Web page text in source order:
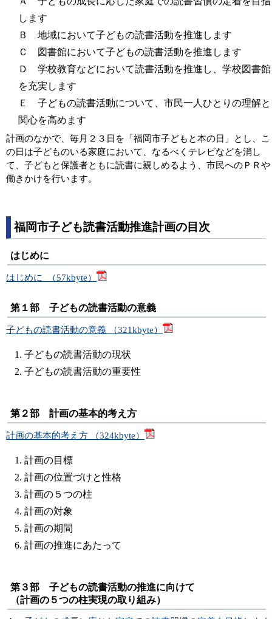
します
Ｂ 地域において子どもの読書活動を推進します
Ｃ 図書館において子どもの読書活動を推進します
Ｄ 学校教育などにおいて読書活動を推進し、学校図書館
を充実します
Ｅ 子どもの読書活動について、市民一人ひとりの理解と
関心を高めます
計画のなかで、毎月２３日を「福岡市子どもと本の日」とし、こ
の日は子どものいる家庭において、なるべくテレビなどを消し
て、子どもと保護者ともに読書に親しめるよう、市民へのＰＲや
働きかけを行います。
福岡市子ども読書活動推進計画の目次
はじめに
はじめに （57kbyte）
第１部 子どもの読書活動の意義
子どもの読書活動の意義 （321kbyte）
子どもの読書活動の現状
子どもの読書活動の重要性
第２部 計画の基本的考え方
計画の基本的考え方 （324kbyte）
計画の目標
計画の位置づけと性格
計画の５つの柱
計画の対象
計画の期間
計画の推進にあたって
第３部 子どもの読書活動の推進に向けて
（計画の５つの柱実現の取り組み）